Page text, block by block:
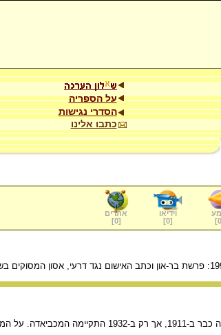
על הספריה
הסדרי נגישות
כתבו אלינו
0
]
וידיאו
[
0
]
אתרים
[
0
]
במכביה הראשונה.